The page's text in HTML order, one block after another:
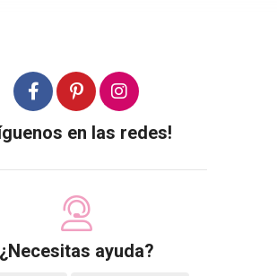
en las redes!
¿Necesitas ayuda?